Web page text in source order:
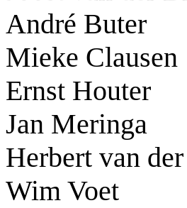
André Buter
Mieke Clausen
Ernst Houter
Jan Meringa
Herbert van
Wim Voet